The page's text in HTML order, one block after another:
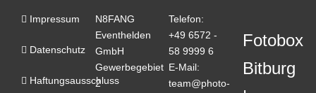
Impressum
Datenschutz
Haftungsausschluss
N8FANG
Eventhelden
GmbH
Gewerbegebiet
2
Telefon:
+49 6572 -
58 9999 6
E-Mail:
team@photo-
Fotobox
Bitburg